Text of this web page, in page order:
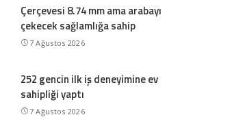
Çerçevesi 8.74 mm ama arabayı
çekecek sağlamlığa sahip
7 Ağustos 2026
252 gencin ilk iş deneyimine ev
sahipliği yaptı
7 Ağustos 2026